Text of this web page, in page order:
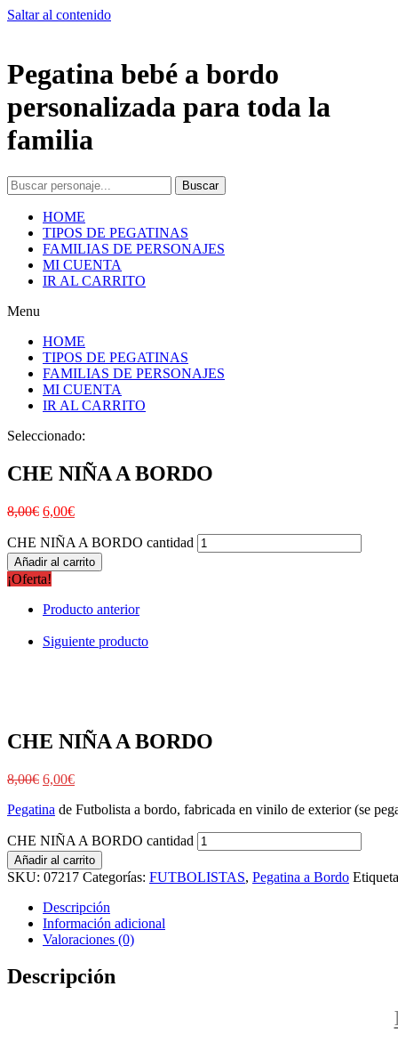
Saltar al contenido
Pegatina bebé a bordo
personalizada para toda la
familia
Buscar
HOME
TIPOS DE PEGATINAS
FAMILIAS DE PERSONAJES
MI CUENTA
IR AL CARRITO
Menu
HOME
TIPOS DE PEGATINAS
FAMILIAS DE PERSONAJES
MI CUENTA
IR AL CARRITO
Seleccionado:
CHE NIÑA A BORDO
8,00€ 6,00€
CHE NIÑA A BORDO cantidad
Añadir al carrito
¡Oferta!
Producto anterior
Siguiente producto
CHE NIÑA A BORDO
8,00€ 6,00€
Pegatina de Futbolista a bordo, fabricada en vinilo de exterior (se
CHE NIÑA A BORDO cantidad
Añadir al carrito
SKU: 07217 Categorías: FUTBOLISTAS, Pegatina a Bordo
Descripción
Información adicional
Valoraciones (0)
Descripción